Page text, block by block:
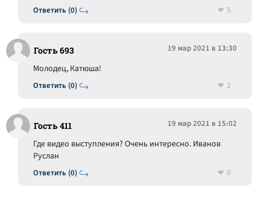
Ответить (0)
5
Гость 693 19 мар 2021 в 13:30
Ответить (0)
Молодец, Катюша!
2
Гость 411 19 мар 2021 в 15:02
Ответить (0)
Где видео выступления? Очень интересно. Иванов
Руслан
0